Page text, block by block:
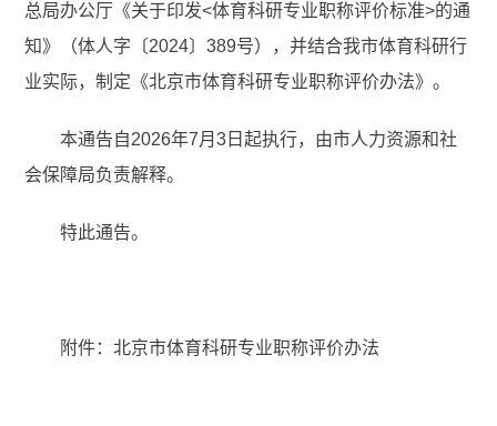
总局办公厅《关于印发<体育科研专业职称评价标准>的通
知》（体人字〔2024〕389号），并结合我市体育科研行
业实际，制定《北京市体育科研专业职称评价办法》。
本通告自2026年7月3日起执行，由市人力资源和社
会保障局负责解释。
特此通告。
附件：北京市体育科研专业职称评价办法